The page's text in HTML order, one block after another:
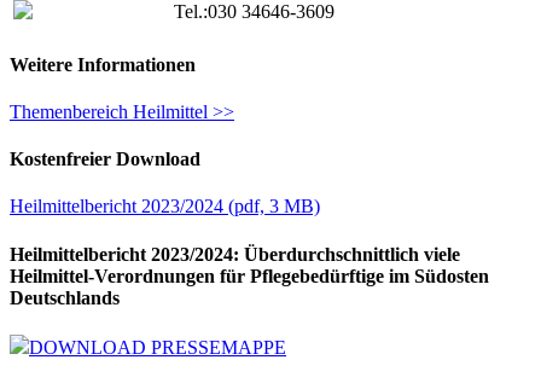
Tel.:030 34646-3609
Weitere Informationen
Themenbereich Heilmittel >>
Kostenfreier Download
Heilmittelbericht 2023/2024 (pdf, 3 MB)
Heilmittelbericht 2023/2024: Überdurchschnittlich viele
Heilmittel-Verordnungen für Pflegebedürftige im Südosten
Deutschlands
DOWNLOAD PRESSEMAPPE